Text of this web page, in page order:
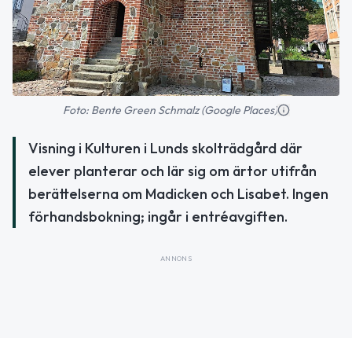
Foto: Bente Green Schmalz (Google Places)
Visning i Kulturen i Lunds skolträdgård där
elever planterar och lär sig om ärtor utifrån
berättelserna om Madicken och Lisabet. Ingen
förhandsbokning; ingår i entréavgiften.
ANNONS